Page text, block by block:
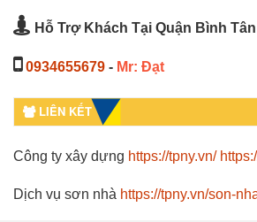
Hỗ Trợ Khách Tại Quận Bình Tân
0934655679 - Mr: Đạt
LIÊN KẾT
Công ty xây dựng https://tpny.vn/
Dịch vụ sơn nhà https://tpny.vn/son-